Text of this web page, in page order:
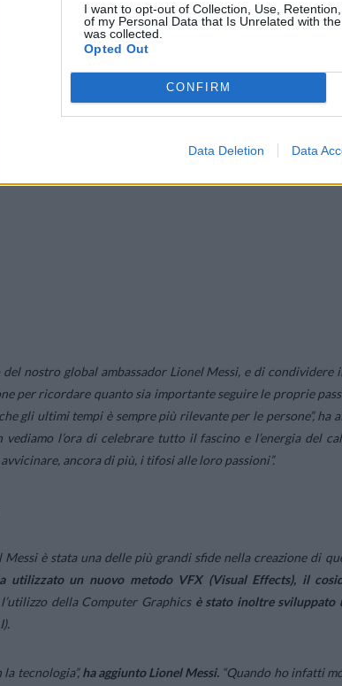
I want to opt-out of Collection, Use,
of my Personal Data that Is Unrelated with
was collected.
Opted Out
CONFIRM
Data Deletion Data
nostro global ambassador Lionel Messi, e di condividere
per ricordare quanto sia importante seguire le proprie
gli ultimi tempi è sempre più rilevante per le persone”,ha
vediamo l’ora di celebrare tutto il fascino e l’energia del
ancora di più, i tifosi alle loro passioni”.
è stata una delle più grandi sfide nella creazione di
utilizzato un nuovo metodo VFX (Visual Effects), il
della Computer Graphics è stato inoltre sviluppato
tecnologia”, ha aggiunto Lionel Messi. “Quando ho infatti